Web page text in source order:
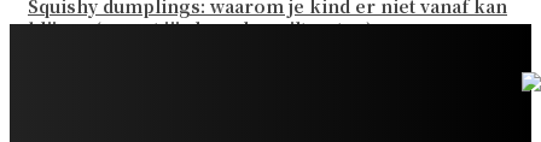
Squishy dumplings: waarom je kind er niet vanaf kan
blijven (en wat jij als ouder wilt weten)